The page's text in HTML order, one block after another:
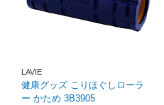
LAVIE
健康グッズ こりほぐしローラ
ー かため 3B3905